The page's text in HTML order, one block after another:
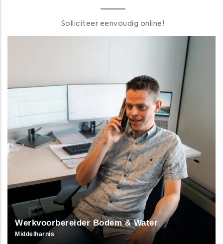
Solliciteer eenvoudig online!
Werkvoorbereider Bodem & Water
Middelharnis